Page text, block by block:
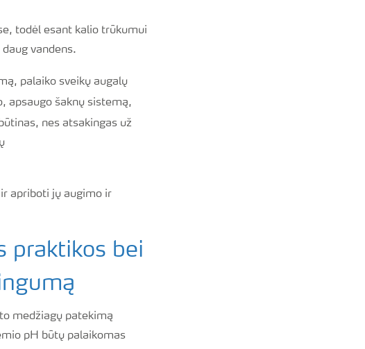
todėl esant kalio trūkumui
vandens.
palaiko sveikų augalų
apsaugo šaknų sistemą,
nes atsakingas už
apriboti jų augimo ir
praktikos bei
medžiagų patekimą
pH būtų palaikomas